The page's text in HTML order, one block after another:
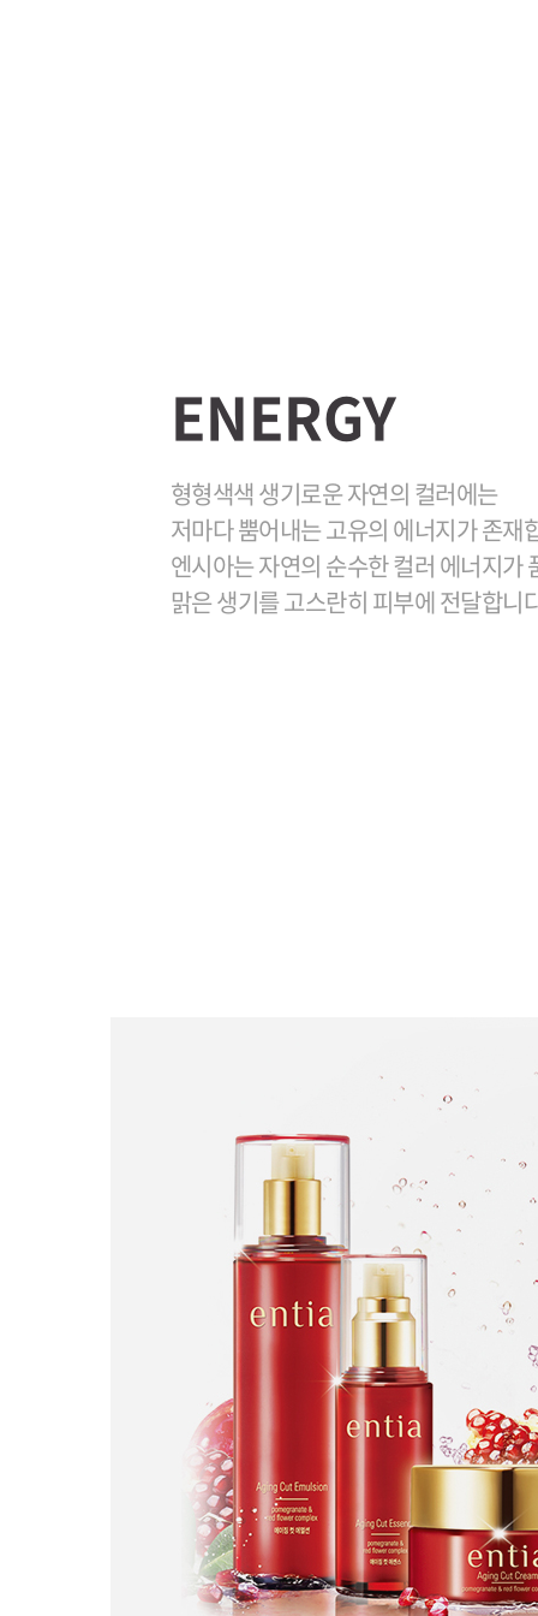
ENERGY
형형색색 생기로운 자연의 컬러에는
저마다 뿜어내는 고유의 에너지가 존재
엔시아는 자연의 순수한 컬러 에너지가
맑은 생기를 고스란히 피부에 전달합니